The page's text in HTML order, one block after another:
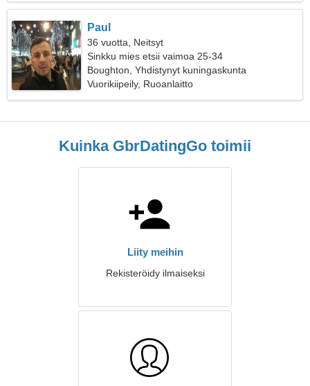
Paul
36 vuotta, Neitsyt
Sinkku mies etsii vaimoa 25-34
Boughton, Yhdistynyt kuningaskunta
Vuorikiipeily, Ruoanlaitto
Kuinka GbrDatingGo toimii
Liity meihin
Rekisteröidy ilmaiseksi